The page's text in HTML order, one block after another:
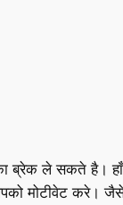
ले सकते है। हाँ
मोटीवेट करे।